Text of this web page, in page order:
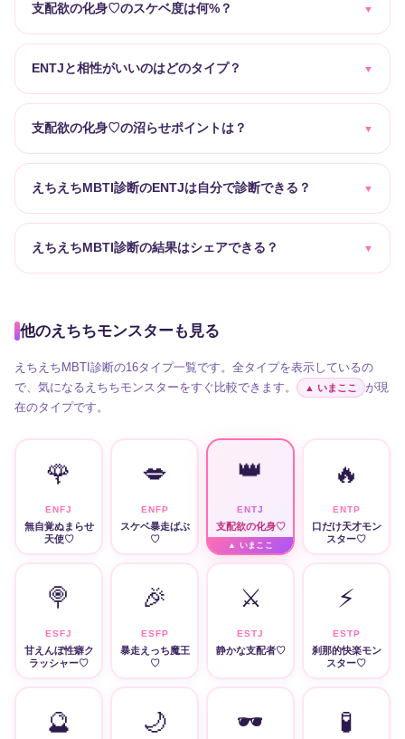
支配欲の化身♡のスケベ度は何%？
ENTJと相性がいいのはどのタイプ？
支配欲の化身♡の沼らせポイントは？
えちえちMBTI診断のENTJは自分で診断できる？
えちえちMBTI診断の結果はシェアできる？
他のえちちモンスターも見る
えちえちMBTI診断の16タイプ一覧です。全タイプを表示しているの
で、気になるえちちモンスターをすぐ比較できます。
▲ いまここ
が現
在のタイプです。
🌹
ENFJ
無自覚ぬまらせ
天使♡
💋
ENFP
スケベ暴走ばぶ
♡
👑
ENTJ
支配欲の化身♡
🔥
ENTP
口だけ天才モン
スター♡
🍭
ESFJ
甘えんぼ性癖ク
ラッシャー♡
🎉
ESFP
暴走えっち魔王
♡
⚔️
ESTJ
静かな支配者♡
⚡
ESTP
刹那的快楽モン
スター♡
🔮 🌙 🕶️ 🧪